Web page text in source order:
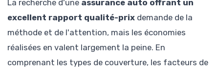
La recherche d'une assurance auto offrant un
excellent rapport qualité-prix demande de la
méthode et de l'attention, mais les économies
réalisées en valent largement la peine. En
comprenant les types de couverture, les facteurs de